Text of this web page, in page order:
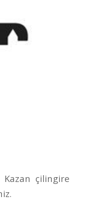
çilingire